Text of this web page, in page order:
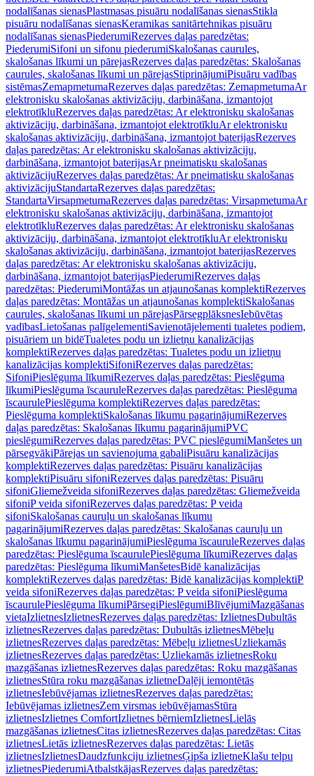
nodalīšanas sienasPlastmasas pisuāru nodalīšanas sienasStikla
pisuāru nodalīšanas sienasKeramikas sanitārtehnikas pisuāru
nodalīšanas sienasPiederumiRezerves daļas paredzētas:
PiederumiSifoni un sifonu piederumiSkalošanas caurules,
skalošanas līkumi un pārejasRezerves daļas paredzētas: Skalošanas
caurules, skalošanas līkumi un pārejasStiprinājumiPisuāru vadības
sistēmasZemapmetumaRezerves daļas paredzētas: ZemapmetumaAr
elektronisku skalošanas aktivizāciju, darbināšana, izmantojot
elektrotīkluRezerves daļas paredzētas: Ar elektronisku skalošanas
aktivizāciju, darbināšana, izmantojot elektrotīkluAr elektronisku
skalošanas aktivizāciju, darbināšana, izmantojot baterijasRezerves
daļas paredzētas: Ar elektronisku skalošanas aktivizāciju,
darbināšana, izmantojot baterijasAr pneimatisku skalošanas
aktivizācijuRezerves daļas paredzētas: Ar pneimatisku skalošanas
aktivizācijuStandartaRezerves daļas paredzētas:
StandartaVirsapmetumaRezerves daļas paredzētas: VirsapmetumaAr
elektronisku skalošanas aktivizāciju, darbināšana, izmantojot
elektrotīkluRezerves daļas paredzētas: Ar elektronisku skalošanas
aktivizāciju, darbināšana, izmantojot elektrotīkluAr elektronisku
skalošanas aktivizāciju, darbināšana, izmantojot baterijasRezerves
daļas paredzētas: Ar elektronisku skalošanas aktivizāciju,
darbināšana, izmantojot baterijasPiederumiRezerves daļas
paredzētas: PiederumiMontāžas un atjaunošanas komplektiRezerves
daļas paredzētas: Montāžas un atjaunošanas komplektiSkalošanas
caurules, skalošanas līkumi un pārejasPārsegplāksnesIebūvētas
vadībasLietošanas palīgelementiSavienotājelementi tualetes podiem,
pisuāriem un bidēTualetes podu un izlietņu kanalizācijas
komplektiRezerves daļas paredzētas: Tualetes podu un izlietņu
kanalizācijas komplektiSifoniRezerves daļas paredzētas:
SifoniPieslēguma līkumiRezerves daļas paredzētas: Pieslēguma
līkumiPieslēguma īscauruleRezerves daļas paredzētas: Pieslēguma
īscaurulePieslēguma komplektiRezerves daļas paredzētas:
Pieslēguma komplektiSkalošanas līkumu pagarinājumiRezerves
daļas paredzētas: Skalošanas līkumu pagarinājumiPVC
pieslēgumiRezerves daļas paredzētas: PVC pieslēgumiManšetes un
pārsegvākiPārejas un savienojuma gabaliPisuāru kanalizācijas
komplektiRezerves daļas paredzētas: Pisuāru kanalizācijas
komplektiPisuāru sifoniRezerves daļas paredzētas: Pisuāru
sifoniGliemežveida sifoniRezerves daļas paredzētas: Gliemežveida
sifoniP veida sifoniRezerves daļas paredzētas: P veida
sifoniSkalošanas cauruļu un skalošanas līkumu
pagarinājumiRezerves daļas paredzētas: Skalošanas cauruļu un
skalošanas līkumu pagarinājumiPieslēguma īscauruleRezerves daļas
paredzētas: Pieslēguma īscaurulePieslēguma līkumiRezerves daļas
paredzētas: Pieslēguma līkumiManšetesBidē kanalizācijas
komplektiRezerves daļas paredzētas: Bidē kanalizācijas komplektiP
veida sifoniRezerves daļas paredzētas: P veida sifoniPieslēguma
īscaurulePieslēguma līkumiPārsegiPieslēgumiBlīvējumiMazgāšanas
vietaIzlietnesIzlietnesRezerves daļas paredzētas: IzlietnesDubultās
izlietnesRezerves daļas paredzētas: Dubultās izlietnesMēbeļu
izlietnesRezerves daļas paredzētas: Mēbeļu izlietnesUzliekamās
izlietnesRezerves daļas paredzētas: Uzliekamās izlietnesRoku
mazgāšanas izlietnesRezerves daļas paredzētas: Roku mazgāšanas
izlietnesStūra roku mazgāšanas izlietneDaļēji iemontētās
izlietnesIebūvējamas izlietnesRezerves daļas paredzētas:
Iebūvējamas izlietnesZem virsmas iebūvējamasStūra
izlietnesIzlietnes ComfortIzlietnes bērniemIzlietnesLielās
mazgāšanas izlietnesCitas izlietnesRezerves daļas paredzētas: Citas
izlietnesLietās izlietnesRezerves daļas paredzētas: Lietās
izlietnesIzlietnesDaudzfunkciju izlietnesĢipša izlietneKlašu telpu
izlietnesPiederumiAtbalstkājasRezerves daļas paredzētas: